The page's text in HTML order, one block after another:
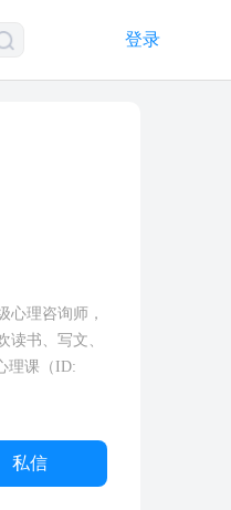
登录
心理咨询师，
读书、写文、
理课（ID:
私信